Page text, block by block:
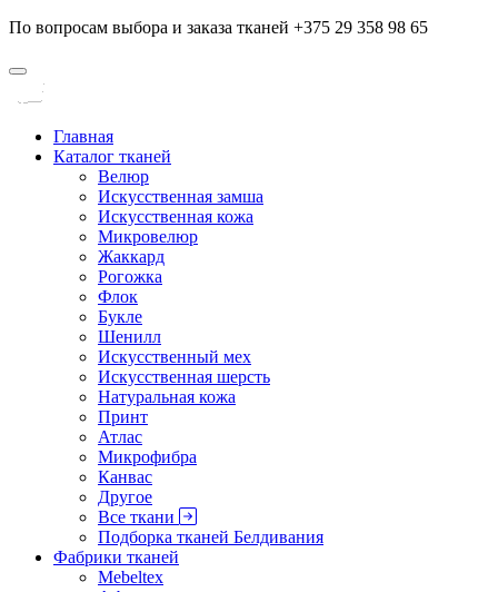
По вопросам выбора и заказа тканей +375 29 358 98 65
Главная
Каталог тканей
Велюр
Искусственная замша
Искусственная кожа
Микровелюр
Жаккард
Рогожка
Флок
Букле
Шенилл
Искусственный мех
Искусственная шерсть
Натуральная кожа
Принт
Атлас
Микрофибра
Канвас
Другое
Все ткани
Подборка тканей Белдивания
Фабрики тканей
Mebeltex